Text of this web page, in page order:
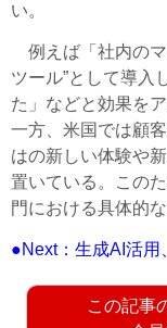
い。
例えば「社内のマ
ツール”として導入
た」などと効果を
一方、米国では顧
はの新しい体験や
置いている。この
門における具体的
●Next：生成AI活用
この記事